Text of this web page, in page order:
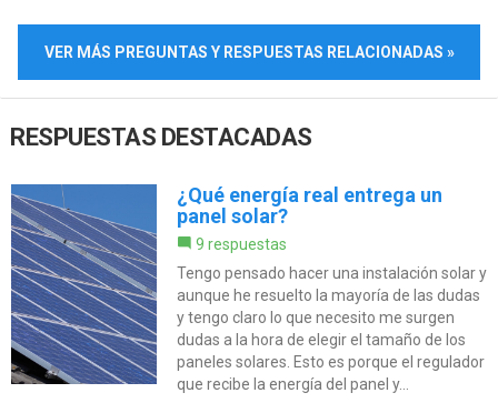
VER MÁS PREGUNTAS Y RESPUESTAS RELACIONADAS »
RESPUESTAS DESTACADAS
¿Qué energía real entrega un
panel solar?
9 respuestas
Tengo pensado hacer una instalación solar y
aunque he resuelto la mayoría de las dudas
y tengo claro lo que necesito me surgen
dudas a la hora de elegir el tamaño de los
paneles solares. Esto es porque el regulador
que recibe la energía del panel y...